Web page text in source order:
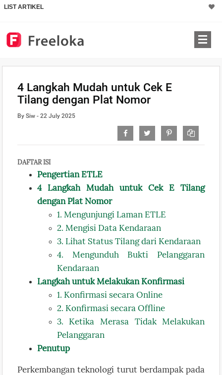
LIST ARTIKEL
4 Langkah Mudah untuk Cek E
Tilang dengan Plat Nomor
By Siw - 22 July 2025
DAFTAR ISI
Pengertian ETLE
4 Langkah Mudah untuk Cek E Tilang
dengan Plat Nomor
1. Mengunjungi Laman ETLE
2. Mengisi Data Kendaraan
3. Lihat Status Tilang dari Kendaraan
4. Mengunduh Bukti Pelanggaran
Kendaraan
Langkah untuk Melakukan Konfirmasi
1. Konfirmasi secara Online
2. Konfirmasi secara Offline
3. Ketika Merasa Tidak Melakukan
Pelanggaran
Penutup
Perkembangan teknologi turut berdampak pada